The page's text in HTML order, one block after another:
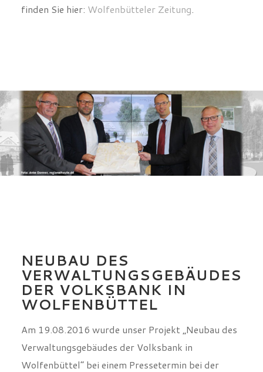
finden Sie hier: Wolfenbütteler Zeitung.
NEUBAU DES
VERWALTUNGSGEBÄUDES
DER VOLKSBANK IN
WOLFENBÜTTEL
Am 19.08.2016 wurde unser Projekt „Neubau des
Verwaltungsgebäudes der Volksbank in
Wolfenbüttel“ bei einem Pressetermin bei der